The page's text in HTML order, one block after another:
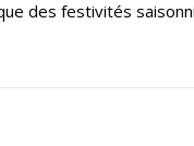
des festivités